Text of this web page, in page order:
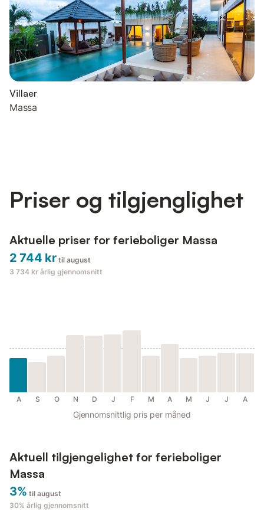
Villaer
Massa
Priser og tilgjenglighet
Aktuelle priser for ferieboliger Massa
2 744 kr til august
3 734 kr årlig gjennomsnitt
A S O N D J F M A M J J A
Gjennomsnittlig pris per måned
Aktuell tilgjengelighet for ferieboliger
Massa
3% til august
30% årlig gjennomsnitt